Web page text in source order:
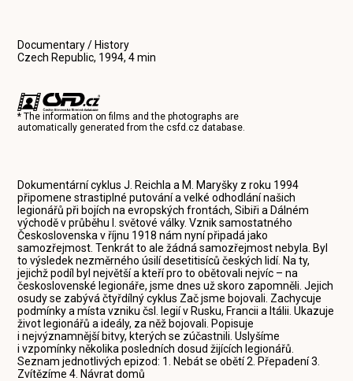
Documentary / History
Czech Republic, 1994, 4 min
* The information on films and the photographs are
automatically generated from thecsfd.cz database.
Dokumentární cyklus J. Reichla a M. Maryšky z roku 1994
připomene strastiplné putování a velké odhodlání našich
legionářů při bojích na evropských frontách, Sibiři a Dálném
východě v průběhu I. světové války. Vznik samostatného
Československa v říjnu 1918 nám nyní připadá jako
samozřejmost. Tenkrát to ale žádná samozřejmost nebyla. Byl
to výsledek nezměrného úsilí desetitisíců českých lidí. Na ty,
jejichž podíl byl největší a kteří pro to obětovali nejvíc – na
československé legionáře, jsme dnes už skoro zapomněli. Jejich
osudy se zabývá čtyřdílný cyklus Zač jsme bojovali. Zachycuje
podmínky a místa vzniku čsl. legií v Rusku, Francii a Itálii. Ukazuje
život legionářů a ideály, za něž bojovali. Popisuje
i nejvýznamnější bitvy, kterých se zúčastnili. Uslyšíme
i vzpomínky několika posledních dosud žijících legionářů.
Seznam jednotlivých epizod: 1. Nebát se obětí 2. Přepadení 3.
Zvítězíme 4. Návrat domů